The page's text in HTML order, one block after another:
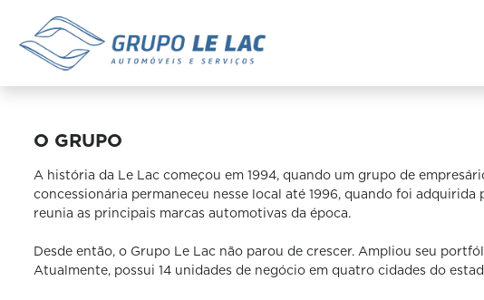
O GRUPO
A história da Le Lac começou em 1994, quando um grupo de
concessionária permaneceu nesse local até 1996, quando foi
reunia as principais marcas automotivas da época.
Desde então, o Grupo Le Lac não parou de crescer. Ampliou seu
Atualmente, possui 14 unidades de negócio em quatro cidades do